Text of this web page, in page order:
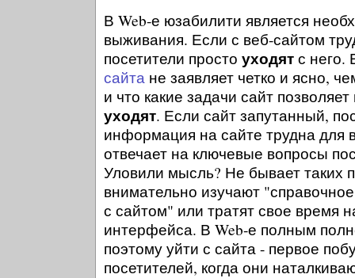
В Web-е юзабилити является
выживания. Если с веб-сайтом
посетители просто уходят с него.
сайта не заявляет четко и ясно,
и что какие задачи сайт
уходят. Если сайт запутанный,
информация на сайте трудна для
отвечает на ключевые вопросы
Уловили мысль? Не бывает таких
внимательно изучают
с сайтом" или тратят свое время
интерфейса. В Web-е полным
поэтому уйти с сайта - первое
посетителей, когда они